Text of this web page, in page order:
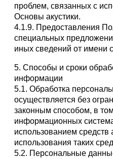
проблем, связанных с
Основы акустики.
4.1.9. Предоставления
специальных
иных сведений от имени
5. Способы и сроки
информации
5.1. Обработка
осуществляется без
законным способом, в
информационных
использованием средств
использования таких
5.2. Персональные